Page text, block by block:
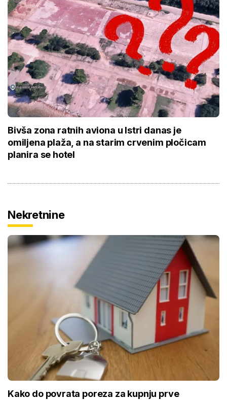
Bivša zona ratnih aviona u Istri danas je
omiljena plaža, a na starim crvenim pločicam
planira se hotel
Nekretnine
Kako do povrata poreza za kupnju prve